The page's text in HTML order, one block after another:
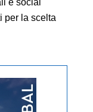
per la scelta